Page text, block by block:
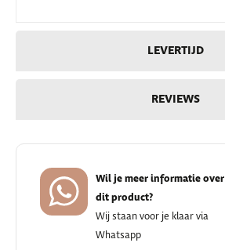
LEVERTIJD
REVIEWS
Wil je meer informatie over
dit product?
Wij staan voor je klaar via
Whatsapp